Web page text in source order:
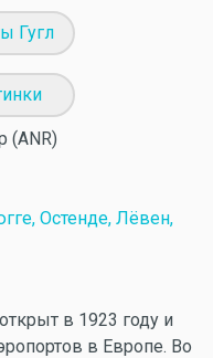
Гугл
(ANR)
Остенде, Лёвен,
в 1923 году и
в Европе. Во